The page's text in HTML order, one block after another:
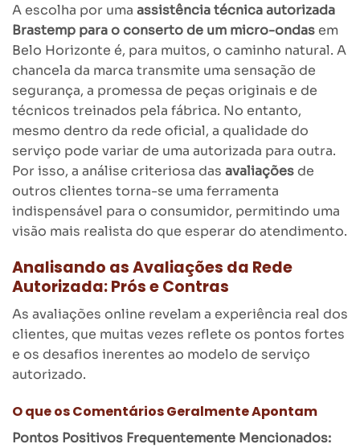
A escolha por uma assistência técnica autorizada
Brastemp para o conserto de um micro-ondasem
Belo Horizonte é, para muitos, o caminho natural. A
chancela da marca transmite uma sensação de
segurança, a promessa de peças originais e de
técnicos treinados pela fábrica. No entanto,
mesmo dentro da rede oficial, a qualidade do
serviço pode variar de uma autorizada para outra.
Por isso, a análise criteriosa das avaliaçõesde
outros clientes torna-se uma ferramenta
indispensável para o consumidor, permitindo uma
visão mais realista do que esperar do atendimento.
Analisando as Avaliações da Rede
Autorizada: Prós e Contras
As avaliações online revelam a experiência real dos
clientes, que muitas vezes reflete os pontos fortes
e os desafios inerentes ao modelo de serviço
autorizado.
O que os Comentários Geralmente Apontam
Pontos Positivos Frequentemente Mencionados: